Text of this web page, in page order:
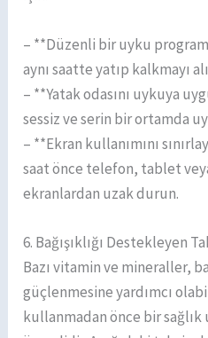
– **Düzenli bir uyku
aynı saatte yatıp kalkmayı
– **Yatak odasını uykuya
sessiz ve serin bir ortamda
– **Ekran kullanımını
saat önce telefon, tablet
ekranlardan uzak durun.
6. Bağışıklığı Destekleyen
Bazı vitamin ve mineraller,
güçlenmesine yardımcı
kullanmadan önce bir sağlık